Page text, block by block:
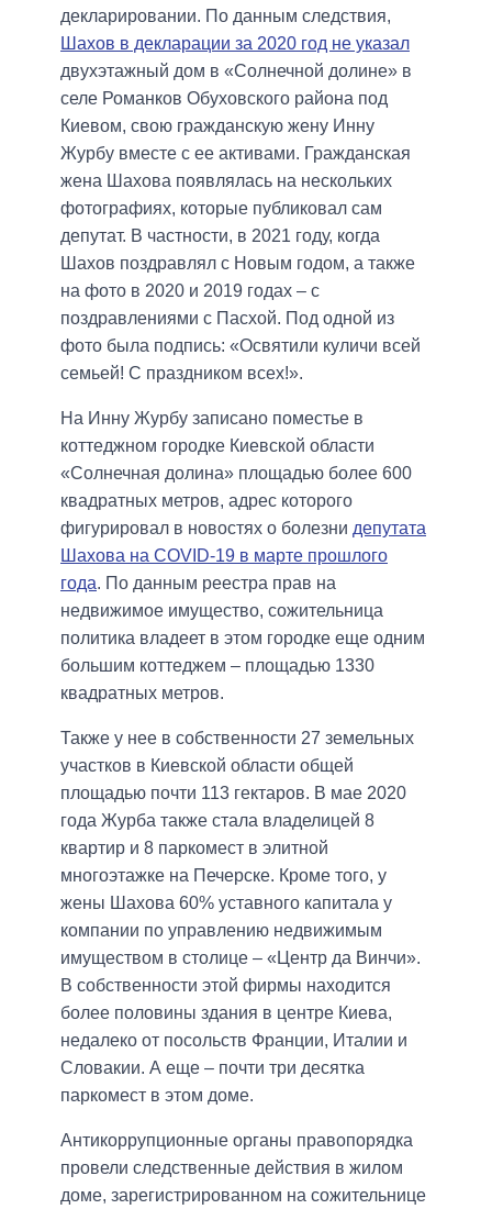
декларировании. По данным следствия,
Шахов в декларации за 2020 год не указал
двухэтажный дом в «Солнечной долине» в
селе Романков Обуховского района под
Киевом, свою гражданскую жену Инну
Журбу вместе с ее активами. Гражданская
жена Шахова появлялась на нескольких
фотографиях, которые публиковал сам
депутат. В частности, в 2021 году, когда
Шахов поздравлял с Новым годом, а также
на фото в 2020 и 2019 годах – с
поздравлениями с Пасхой. Под одной из
фото была подпись: «Освятили куличи всей
семьей! С праздником всех!».
На Инну Журбу записано поместье в
коттеджном городке Киевской области
«Солнечная долина» площадью более 600
квадратных метров, адрес которого
фигурировал в новостях о болезни депутата
Шахова на COVID-19 в марте прошлого
года. По данным реестра прав на
недвижимое имущество, сожительница
политика владеет в этом городке еще одним
большим коттеджем – площадью 1330
квадратных метров.
Также у нее в собственности 27 земельных
участков в Киевской области общей
площадью почти 113 гектаров. В мае 2020
года Журба также стала владелицей 8
квартир и 8 паркомест в элитной
многоэтажке на Печерске. Кроме того, у
жены Шахова 60% уставного капитала у
компании по управлению недвижимым
имуществом в столице – «Центр да Винчи».
В собственности этой фирмы находится
более половины здания в центре Киева,
недалеко от посольств Франции, Италии и
Словакии. А еще – почти три десятка
паркомест в этом доме.
Антикоррупционные органы правопорядка
провели следственные действия в жилом
доме, зарегистрированном на сожительнице